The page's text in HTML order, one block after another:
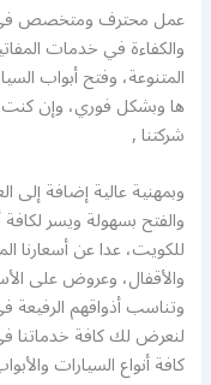
عمل محترف ومتخصص في
والكفاءة في خدمات
المتنوعة، وفتح أبواب
ها وبشكل فوري، وإن
شركتنا ,
وبمهنية عالية إضافة إلى
والفتح بسهولة ويسر
للكويت، عدا عن أسعارنا
والأقفال، وعروض على
وتناسب أذواقهم الرفيعة
لنعرض لك كافة خدماتنا
كافة أنواع السيارات